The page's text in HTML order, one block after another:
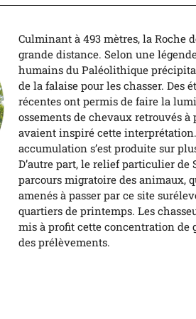
Culminant à 493 mètres, la Roche
grande distance. Selon une
humains du Paléolithique
de la falaise pour les chasser. Des
récentes ont permis de faire la
ossements de chevaux retrouvés
avaient inspiré cette interprétation.
accumulation s’est produite sur
D’autre part, le relief particulier
parcours migratoire des animaux,
amenés à passer par ce site
quartiers de printemps. Les
mis à profit cette concentration de
des prélèvements.